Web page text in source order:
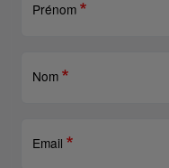
Prénom
Nom
Email